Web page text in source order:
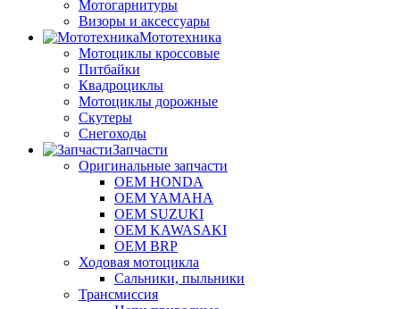
Мотогарнитуры
Визоры и аксессуары
Мототехника
Мотоциклы кроссовые
Питбайки
Квадроциклы
Мотоциклы дорожные
Скутеры
Снегоходы
Запчасти
Оригинальные запчасти
OEM HONDA
OEM YAMAHA
OEM SUZUKI
OEM KAWASAKI
OEM BRP
Ходовая мотоцикла
Сальники, пыльники
Трансмиссия